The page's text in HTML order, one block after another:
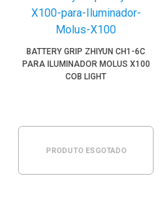
BATTERY GRIP ZHIYUN CH1-6C
PARA ILUMINADOR MOLUS X100
COB LIGHT
PRODUTO ESGOTADO